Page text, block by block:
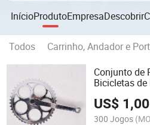
InícioProdutoEmpresaDescobrir
Todos Carrinho, Andador e
Conjunto de
Bicicletas
US$ 1,00
300 Jogos